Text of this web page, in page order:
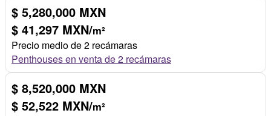
$ 5,280,000 MXN
$ 41,297 MXN/m²
Precio medio de 2 recámaras
Penthouses en venta de 2 recámaras
$ 8,520,000 MXN
$ 52,522 MXN/m²